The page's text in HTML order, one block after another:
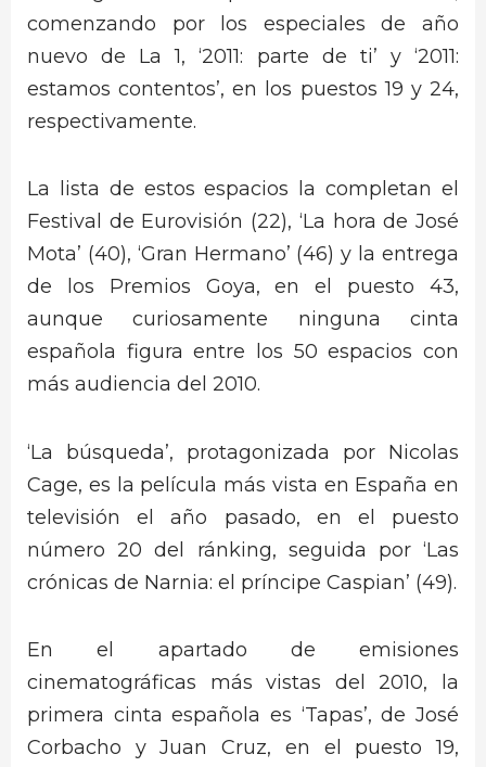
comenzando por los especiales de año
nuevo de La 1, ‘2011: parte de ti’ y ‘2011:
estamos contentos’, en los puestos 19 y 24,
respectivamente.
La lista de estos espacios la completan el
Festival de Eurovisión (22), ‘La hora de José
Mota’ (40), ‘Gran Hermano’ (46) y la entrega
de los Premios Goya, en el puesto 43,
aunque curiosamente ninguna cinta
española figura entre los 50 espacios con
más audiencia del 2010.
‘La búsqueda’, protagonizada por Nicolas
Cage, es la película más vista en España en
televisión el año pasado, en el puesto
número 20 del ránking, seguida por ‘Las
crónicas de Narnia: el príncipe Caspian’ (49).
En el apartado de emisiones
cinematográficas más vistas del 2010, la
primera cinta española es ‘Tapas’, de José
Corbacho y Juan Cruz, en el puesto 19,